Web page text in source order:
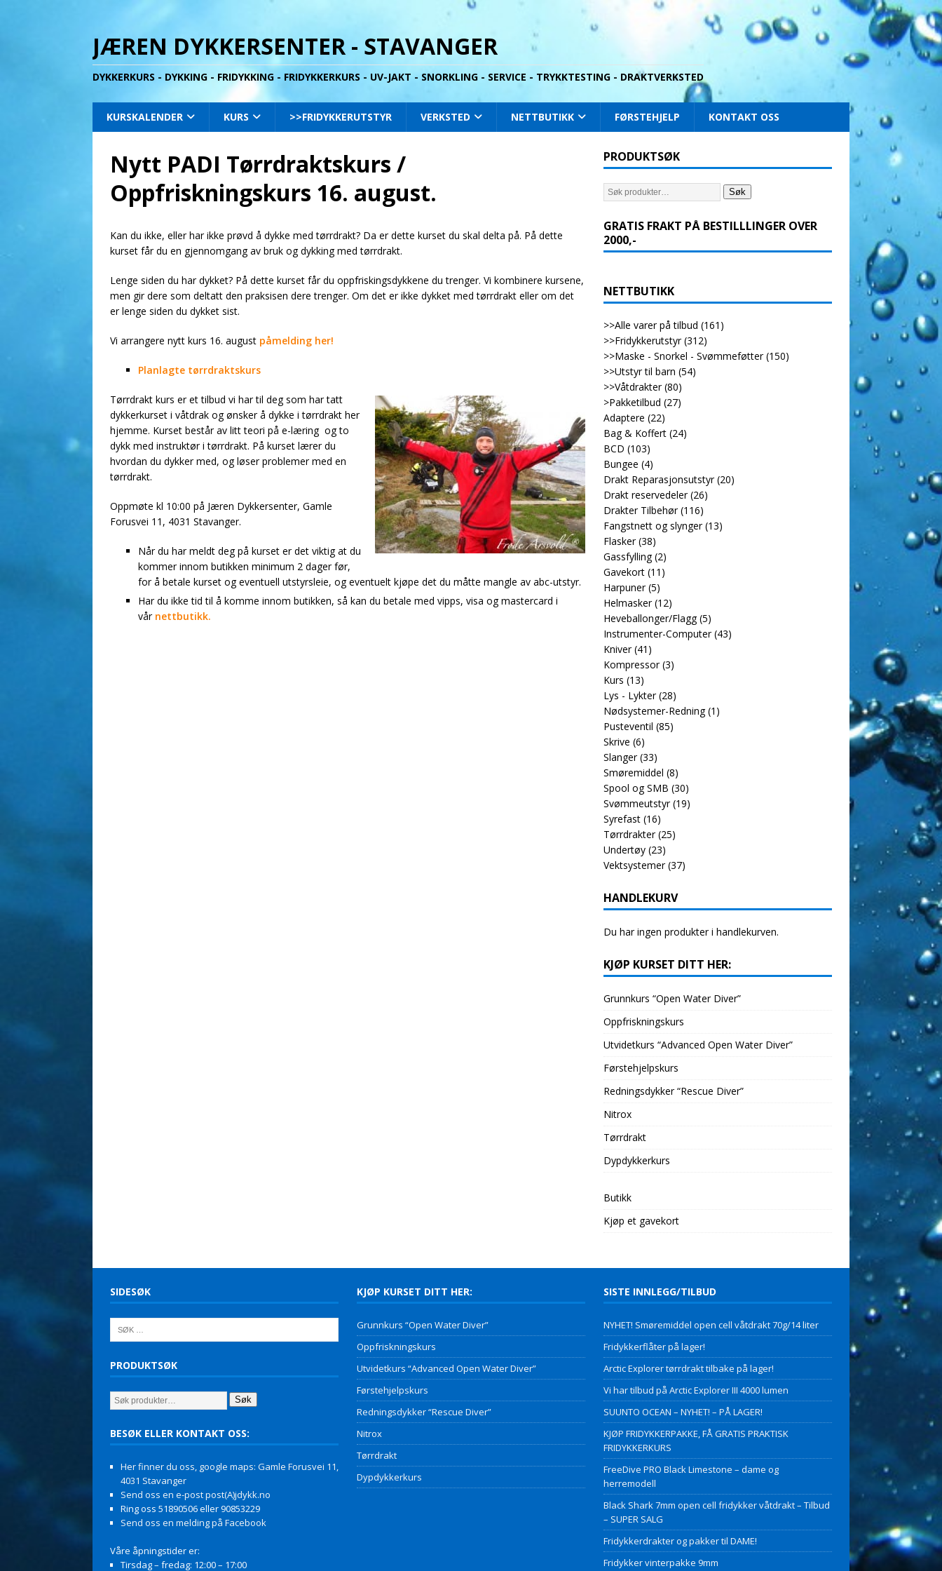
JÆREN DYKKERSENTER - STAVANGER
DYKKERKURS - DYKKING - FRIDYKKING - FRIDYKKERKURS - UV-JAKT - SNORKLING - SERVICE - TRYKKTESTING - DRAKTVERKSTED
KURSKALENDER KURS >>FRIDYKKERUTSTYR VERKSTED NETTBUTIKK FØRSTEHJELP KONTAKT OSS
Nytt PADI Tørrdraktskurs /
Oppfriskningskurs 16. august.
Kan du ikke, eller har ikke prøvd å dykke med tørrdrakt? Da er dette kurset du skal delta på. På dette
kurset får du en gjennomgang av bruk og dykking med tørrdrakt.
Lenge siden du har dykket? På dette kurset får du oppfriskingsdykkene du trenger. Vi kombinere kursene,
men gir dere som deltatt den praksisen dere trenger. Om det er ikke dykket med tørrdrakt eller om det
er lenge siden du dykket sist.
Vi arrangere nytt kurs 16. august påmelding her!
Planlagte tørrdraktskurs
Tørrdrakt kurs er et tilbud vi har til deg som har tatt
dykkerkurset i våtdrak og ønsker å dykke i tørrdrakt her
hjemme. Kurset består av litt teori på e-læring og to
dykk med instruktør i tørrdrakt. På kurset lærer du
hvordan du dykker med, og løser problemer med en
tørrdrakt.
Oppmøte kl 10:00 på Jæren Dykkersenter, Gamle
Forusvei 11, 4031 Stavanger.
Når du har meldt deg på kurset er det viktig at du
kommer innom butikken minimum 2 dager før,
for å betale kurset og eventuell utstyrsleie, og eventuelt kjøpe det du måtte mangle av abc-utstyr.
Har du ikke tid til å komme innom butikken, så kan du betale med vipps, visa og mastercard i
vår nettbutikk.
PRODUKTSØK
Søk
GRATIS FRAKT PÅ BESTILLLINGER OVER
2000,-
NETTBUTIKK
>>Alle varer på tilbud (161)
>>Fridykkerutstyr (312)
>>Maske - Snorkel - Svømmeføtter (150)
>>Utstyr til barn (54)
>>Våtdrakter (80)
>Pakketilbud (27)
Adaptere (22)
Bag & Koffert (24)
BCD (103)
Bungee (4)
Drakt Reparasjonsutstyr (20)
Drakt reservedeler (26)
Drakter Tilbehør (116)
Fangstnett og slynger (13)
Flasker (38)
Gassfylling (2)
Gavekort (11)
Harpuner (5)
Helmasker (12)
Heveballonger/Flagg (5)
Instrumenter-Computer (43)
Kniver (41)
Kompressor (3)
Kurs (13)
Lys - Lykter (28)
Nødsystemer-Redning (1)
Pusteventil (85)
Skrive (6)
Slanger (33)
Smøremiddel (8)
Spool og SMB (30)
Svømmeutstyr (19)
Syrefast (16)
Tørrdrakter (25)
Undertøy (23)
Vektsystemer (37)
HANDLEKURV
Du har ingen produkter i handlekurven.
KJØP KURSET DITT HER:
Grunnkurs “Open Water Diver”
Oppfriskningskurs
Utvidetkurs “Advanced Open Water Diver”
Førstehjelpskurs
Redningsdykker “Rescue Diver”
Nitrox
Tørrdrakt
Dypdykkerkurs
Butikk
Kjøp et gavekort
SIDESØK
PRODUKTSØK
Søk
BESØK ELLER KONTAKT OSS:
Her finner du oss, google maps: Gamle Forusvei 11,
4031 Stavanger
Send oss en e-post post(A)jdykk.no
Ring oss 51890506 eller 90853229
Send oss en melding på Facebook
Våre åpningstider er:
Tirsdag – fredag: 12:00 – 17:00
KJØP KURSET DITT HER:
Grunnkurs “Open Water Diver”
Oppfriskningskurs
Utvidetkurs “Advanced Open Water Diver”
Førstehjelpskurs
Redningsdykker “Rescue Diver”
Nitrox
Tørrdrakt
Dypdykkerkurs
SISTE INNLEGG/TILBUD
NYHET! Smøremiddel open cell våtdrakt 70g/14 liter
Fridykkerflåter på lager!
Arctic Explorer tørrdrakt tilbake på lager!
Vi har tilbud på Arctic Explorer III 4000 lumen
SUUNTO OCEAN – NYHET! – PÅ LAGER!
KJØP FRIDYKKERPAKKE, FÅ GRATIS PRAKTISK
FRIDYKKERKURS
FreeDive PRO Black Limestone – dame og
herremodell
Black Shark 7mm open cell fridykker våtdrakt – Tilbud
– SUPER SALG
Fridykkerdrakter og pakker til DAME!
Fridykker vinterpakke 9mm